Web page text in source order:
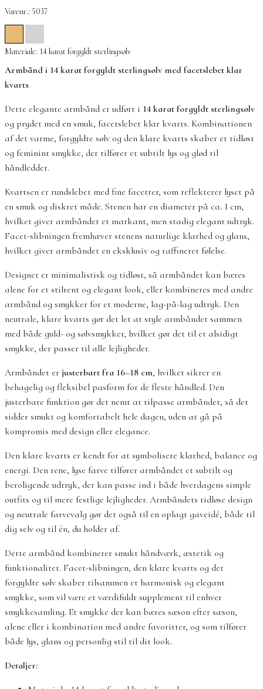
Varenr.: 5037
Materiale: 14 karat forgyldt sterlingsølv
Armbånd i 14 karat forgyldt sterlingsølv med facetslebet klar
kvarts
Dette elegante armbånd er udført i 14 karat forgyldt sterlingsølv
og prydet med en smuk, facetslebet klar kvarts. Kombinationen
af det varme, forgyldte sølv og den klare kvarts skaber et tidløst
og feminint smykke, der tilfører et subtilt lys og glød til
håndleddet.
Kvartsen er rundslebet med fine facetter, som reflekterer lyset på
en smuk og diskret måde. Stenen har en diameter på ca. 1 cm,
hvilket giver armbåndet et markant, men stadig elegant udtryk.
Facet-slibningen fremhæver stenens naturlige klarhed og glans,
hvilket giver armbåndet en eksklusiv og raffineret følelse.
Designet er minimalistisk og tidløst, så armbåndet kan bæres
alene for et stilrent og elegant look, eller kombineres med andre
armbånd og smykker for et moderne, lag-på-lag udtryk. Den
neutrale, klare kvarts gør det let at style armbåndet sammen
med både guld- og sølvsmykker, hvilket gør det til et alsidigt
smykke, der passer til alle lejligheder.
Armbåndet er justerbart fra 16–18 cm, hvilket sikrer en
behagelig og fleksibel pasform for de fleste håndled. Den
justerbare funktion gør det nemt at tilpasse armbåndet, så det
sidder smukt og komfortabelt hele dagen, uden at gå på
kompromis med design eller elegance.
Den klare kvarts er kendt for at symbolisere klarhed, balance og
energi. Den rene, lyse farve tilfører armbåndet et subtilt og
beroligende udtryk, der kan passe ind i både hverdagens simple
outfits og til mere festlige lejligheder. Armbåndets tidløse design
og neutrale farvevalg gør det også til en oplagt gaveidé, både til
dig selv og til én, du holder af.
Dette armbånd kombinerer smukt håndværk, æstetik og
funktionalitet. Facet-slibningen, den klare kvarts og det
forgyldte sølv skaber tilsammen et harmonisk og elegant
smykke, som vil være et værdifuldt supplement til enhver
smykkesamling. Et smykke der kan bæres sæson efter sæson,
alene eller i kombination med andre favoritter, og som tilfører
både lys, glans og personlig stil til dit look.
Detaljer: